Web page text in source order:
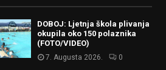
DOBOJ: Ljetnja škola plivanja
okupila oko 150 polaznika
(FOTO/VIDEO)
7. Augusta 2026. 0